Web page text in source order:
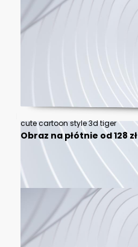
cute cartoon style 3d tiger
Obraz na płótnie od 128 zł